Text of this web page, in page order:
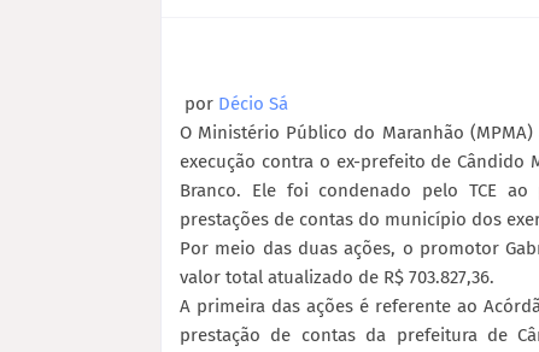
por Décio Sá
O Ministério Público do Maranhão
execução contra o ex-prefeito de Cândido
Branco. Ele foi condenado pelo TCE
prestações de contas do município dos
Por meio das duas ações, o promotor
valor total atualizado de R$ 703.827,36.
A primeira das ações é referente ao
prestação de contas da prefeitura de